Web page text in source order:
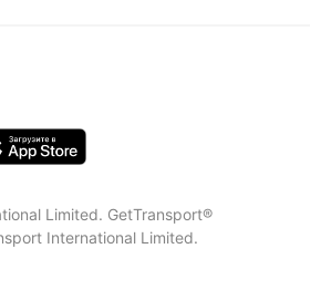
Limited. GetTransport®
International Limited.